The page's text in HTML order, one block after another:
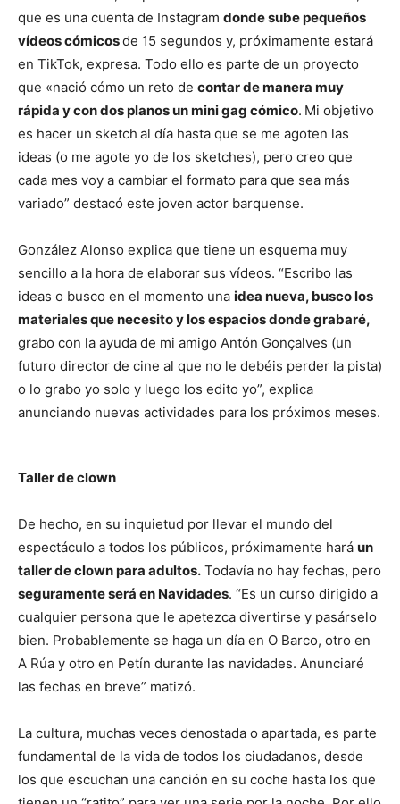
que es una cuenta de Instagram donde sube pequeños
vídeos cómicosde 15 segundos y, próximamente estará
en TikTok, expresa. Todo ello es parte de un proyecto
que «nació cómo un reto de contar de manera muy
rápida y con dos planos un mini gag cómico. Mi objetivo
es hacer un sketch al día hasta que se me agoten las
ideas (o me agote yo de los sketches), pero creo que
cada mes voy a cambiar el formato para que sea más
variado” destacó este joven actor barquense.
González Alonso explica que tiene un esquema muy
sencillo a la hora de elaborar sus vídeos. “Escribo las
ideas o busco en el momento una idea nueva, busco los
materiales que necesito y los espacios donde grabaré,
grabo con la ayuda de mi amigo Antón Gonçalves (un
futuro director de cine al que no le debéis perder la pista)
o lo grabo yo solo y luego los edito yo”, explica
anunciando nuevas actividades para los próximos meses.
Taller de clown
De hecho, en su inquietud por llevar el mundo del
espectáculo a todos los públicos, próximamente hará un
taller de clown para adultos. Todavía no hay fechas, pero
seguramente será en Navidades. “Es un curso dirigido a
cualquier persona que le apetezca divertirse y pasárselo
bien. Probablemente se haga un día en O Barco, otro en
A Rúa y otro en Petín durante las navidades. Anunciaré
las fechas en breve” matizó.
La cultura, muchas veces denostada o apartada, es parte
fundamental de la vida de todos los ciudadanos, desde
los que escuchan una canción en su coche hasta los que